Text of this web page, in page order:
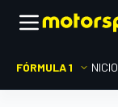
FÓRMULA 1 INICIO